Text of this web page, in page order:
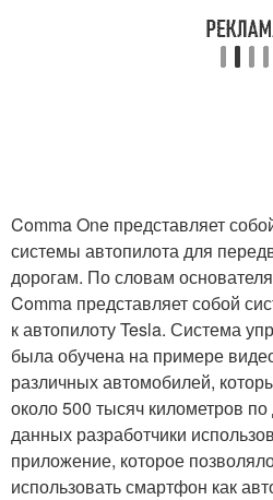
Comma One представляет
системы автопилота для
дорогам. По словам
Comma представляет собой
к автопилоту Tesla. Система
была обучена на примере
различных автомобилей,
около 500 тысяч километров
данных разработчики
приложение, которое
использовать смартфон как